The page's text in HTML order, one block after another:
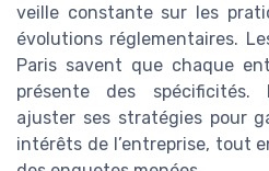
veille constante sur les
évolutions réglementaires.
Paris savent que chaque
présente des spécificités.
ajuster ses stratégies pour
intérêts de l’entreprise, tout